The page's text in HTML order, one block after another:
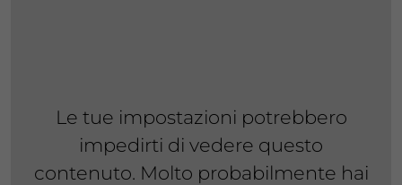
Le tue impostazioni potrebbero
impedirti di vedere questo
contenuto. Molto probabilmente hai